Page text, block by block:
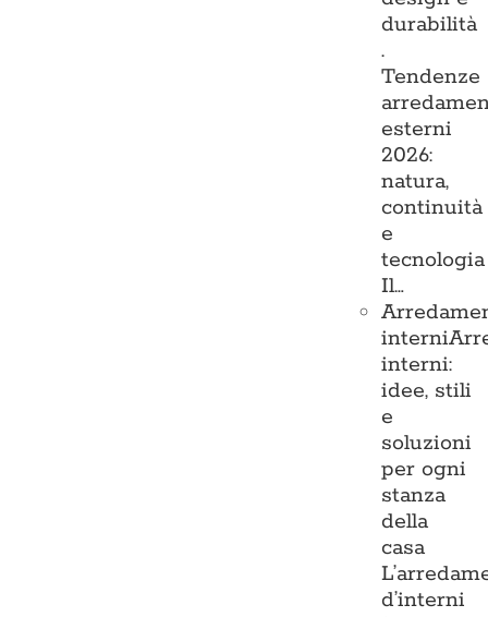
durabilità
.
Tendenze
esterni
2026:
natura,
continuità
e
tecnologia
Il…
interni
interni:
idee, stili
e
soluzioni
per ogni
stanza
della
casa
d’interni